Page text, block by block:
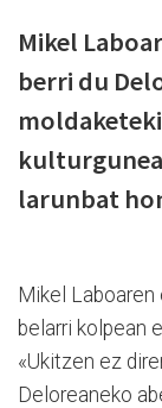
Mikel
berri du
larunbat
Mikel
belarri kolpean
«Ukitzen ez
Deloreaneko